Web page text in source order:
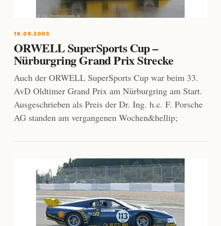
19.08.2005
ORWELL SuperSports Cup –
Nürburgring Grand Prix Strecke
Auch der ORWELL SuperSports Cup war beim 33.
AvD Oldtimer Grand Prix am Nürburgring am Start.
Ausgeschrieben als Preis der Dr. Ing. h.c. F. Porsche
AG standen am vergangenen Wochen&hellip;